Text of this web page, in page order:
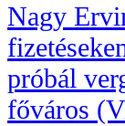
Nagy
próbál
főváros